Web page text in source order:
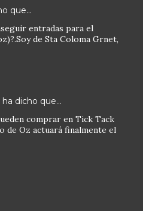
que…
entradas para el
de Sta Coloma Grnet,
ha dicho que…
comprar en Tick Tack
de Oz actuará finalmente el